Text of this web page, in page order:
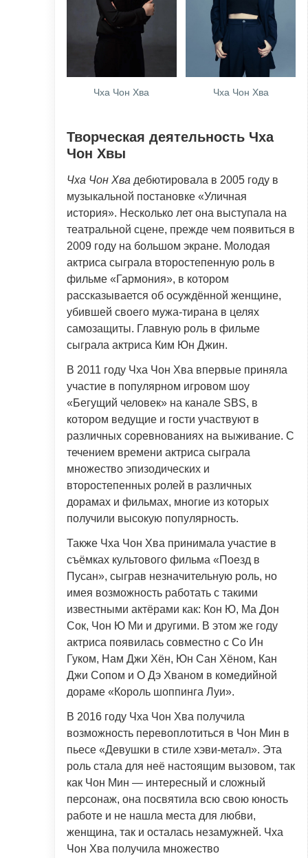
Чха Чон Хва Чха Чон Хва
Творческая деятельность Чха
Чон Хвы
Чха Чон Хва дебютировала в 2005 году в
музыкальной постановке «Уличная
история». Несколько лет она выступала на
театральной сцене, прежде чем появиться в
2009 году на большом экране. Молодая
актриса сыграла второстепенную роль в
фильме «Гармония», в котором
рассказывается об осуждённой женщине,
убившей своего мужа-тирана в целях
самозащиты. Главную роль в фильме
сыграла актриса Ким Юн Джин.
В 2011 году Чха Чон Хва впервые приняла
участие в популярном игровом шоу
«Бегущий человек» на канале SBS, в
котором ведущие и гости участвуют в
различных соревнованиях на выживание. С
течением времени актриса сыграла
множество эпизодических и
второстепенных ролей в различных
дорамах и фильмах, многие из которых
получили высокую популярность.
Также Чха Чон Хва принимала участие в
съёмках культового фильма «Поезд в
Пусан», сыграв незначительную роль, но
имея возможность работать с такими
известными актёрами как: Кон Ю, Ма Дон
Сок, Чон Ю Ми и другими. В этом же году
актриса появилась совместно с Со Ин
Гуком, Нам Джи Хён, Юн Сан Хёном, Кан
Джи Сопом и О Дэ Хваном в комедийной
дораме «Король шоппинга Луи».
В 2016 году Чха Чон Хва получила
возможность перевоплотиться в Чон Мин в
пьесе «Девушки в стиле хэви-метал». Эта
роль стала для неё настоящим вызовом, так
как Чон Мин — интересный и сложный
персонаж, она посвятила всю свою юность
работе и не нашла места для любви,
женщина, так и осталась незамужней. Чха
Чон Хва получила множество